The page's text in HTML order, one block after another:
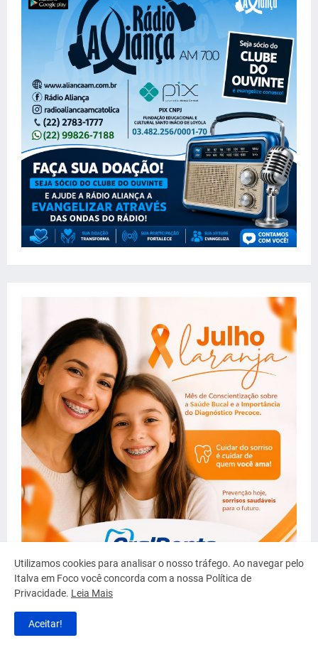
Utilizamos cookies para analisar o nosso tráfego. Ao navegar pelo
Italva em Foco você concorda com a nossa Política de
Privacidade. Leia Mais
Aceitar!